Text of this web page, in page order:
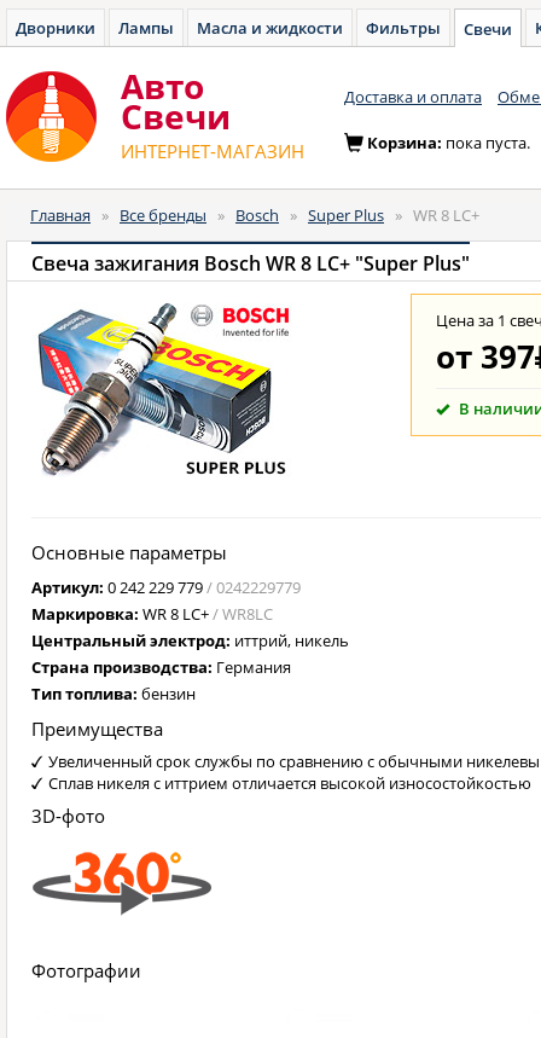
Дворники Лампы Масла и жидкости Фильтры Свечи
Авто
Cвечи
ИНТЕРНЕТ-МАГАЗИН
Доставка и оплата
Корзина: пока пуста.
Главная » Все бренды » Bosch » Super Plus » WR 8 LC+
Свеча зажигания Bosch WR 8 LC+ "Super Plus"
Цена за 1
от 397
В
Основные параметры
Артикул: 0 242 229 779/ 0242229779
Маркировка: WR 8 LC+/ WR8LC
Центральный электрод: иттрий, никель
Страна производства: Германия
Тип топлива: бензин
Преимущества
Увеличенный срок службы по сравнению с обычными
Сплав никеля с иттрием отличается высокой износостойкостью
3D-фото
Фотографии